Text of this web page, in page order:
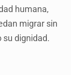
humana,
migrar sin
su dignidad.